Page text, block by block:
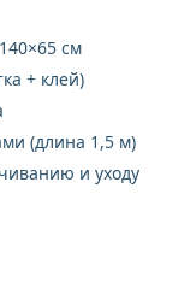
см
+ клей)
(длина 1,5 м)
и уходу